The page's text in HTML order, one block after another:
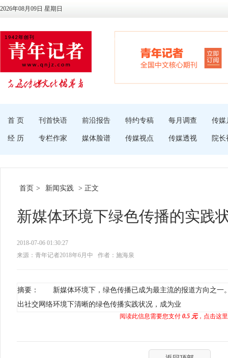
2026年08月09日 星期日
首 页 刊首快语 前沿报告 特约专稿 每月调查 传媒
经 历 专栏作家 媒体脸谱 传媒视点 传媒透视 院长
首页 > 新闻实践 > 正文
新媒体环境下绿色传播的实践
2018-07-06 01:30:27
来源：青年记者2018年6月中
作者：施海泉
摘要： 新媒体环境下，绿色传播已成为最主流的报道方向之一
出社交网络环境下清晰的绿色传播实践状况，成为业
阅读此信息需要您支付 0.5 元，点击这